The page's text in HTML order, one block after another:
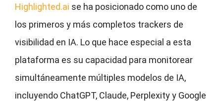
Highlighted.ai se ha posicionado como uno de
los primeros y más completos trackers de
visibilidad en IA. Lo que hace especial a esta
plataforma es su capacidad para monitorear
simultáneamente múltiples modelos de IA,
incluyendo ChatGPT, Claude, Perplexity y Google